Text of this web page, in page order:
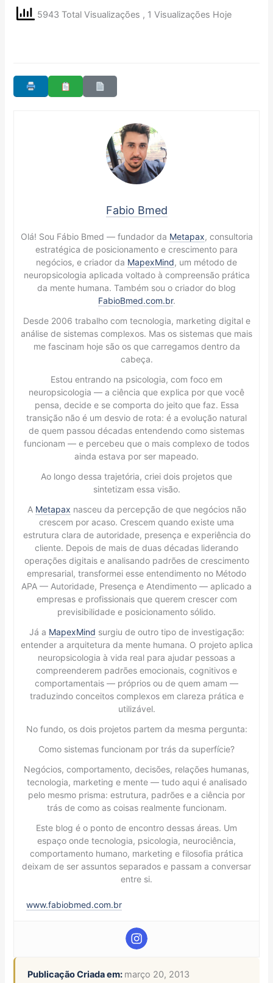
5943 Total Visualizações , 1 Visualizações Hoje
Fabio Bmed
Olá! Sou Fábio Bmed — fundador da Metapax, consultoria
estratégica de posicionamento e crescimento para
negócios, e criador da MapexMind, um método de
neuropsicologia aplicada voltado à compreensão prática
da mente humana. Também sou o criador do blog
FabioBmed.com.br.
Desde 2006 trabalho com tecnologia, marketing digital e
análise de sistemas complexos. Mas os sistemas que mais
me fascinam hoje são os que carregamos dentro da
cabeça.
Estou entrando na psicologia, com foco em
neuropsicologia — a ciência que explica por que você
pensa, decide e se comporta do jeito que faz. Essa
transição não é um desvio de rota: é a evolução natural
de quem passou décadas entendendo como sistemas
funcionam — e percebeu que o mais complexo de todos
ainda estava por ser mapeado.
Ao longo dessa trajetória, criei dois projetos que
sintetizam essa visão.
A Metapax nasceu da percepção de que negócios não
crescem por acaso. Crescem quando existe uma
estrutura clara de autoridade, presença e experiência do
cliente. Depois de mais de duas décadas liderando
operações digitais e analisando padrões de crescimento
empresarial, transformei esse entendimento no Método
APA — Autoridade, Presença e Atendimento — aplicado a
empresas e profissionais que querem crescer com
previsibilidade e posicionamento sólido.
Já a MapexMind surgiu de outro tipo de investigação:
entender a arquitetura da mente humana. O projeto aplica
neuropsicologia à vida real para ajudar pessoas a
compreenderem padrões emocionais, cognitivos e
comportamentais — próprios ou de quem amam —
traduzindo conceitos complexos em clareza prática e
utilizável.
No fundo, os dois projetos partem da mesma pergunta:
Como sistemas funcionam por trás da superfície?
Negócios, comportamento, decisões, relações humanas,
tecnologia, marketing e mente — tudo aqui é analisado
pelo mesmo prisma: estrutura, padrões e a ciência por
trás de como as coisas realmente funcionam.
Este blog é o ponto de encontro dessas áreas. Um
espaço onde tecnologia, psicologia, neurociência,
comportamento humano, marketing e filosofia prática
deixam de ser assuntos separados e passam a conversar
entre si.
www.fabiobmed.com.br
Publicação Criada em: março 20, 2013